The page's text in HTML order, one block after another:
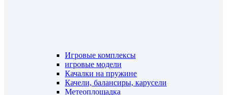
Игровые комплексы
игровые модели
Качалки на пружине
Качели, балансиры, карусели
Метеоплощадка